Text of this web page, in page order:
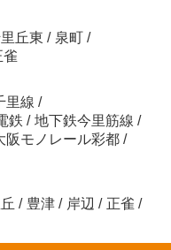
丘東 / 泉町 /
雀
里線 /
鉄 / 地下鉄今里筋線 /
阪モノレール彩都 /
/ 豊津 / 岸辺 / 正雀 /